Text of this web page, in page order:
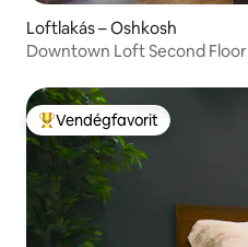
Loftlakás – Oshkosh
Downtown Loft Second Floor
Kiemelt vendégfavorit
Vendégfavorit